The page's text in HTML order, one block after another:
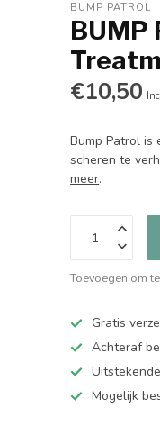
BUMP PATROL
BUMP
€10,50
Bump Patrol is
scheren te
meer.
Toevoegen om
Gratis
Achteraf
Mogelijk